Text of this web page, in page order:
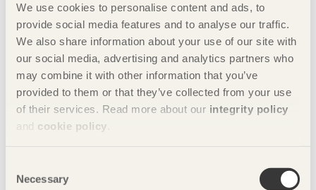
We use cookies to personalise content and ads, to
provide social media features and to analyse our traffic.
We also share information about your use of our site with
our social media, advertising and analytics partners who
may combine it with other information that you’ve
provided to them or that they’ve collected from your use
of their services. Read more about our integrity policy
and cookie policy
Selection
Necessary
Här kan du läsa helapressmeddelandet.
Se de andra möbelföretagens möbler
Dushi
Feipeng
Free-Kingdom
Hongqi
Sampo